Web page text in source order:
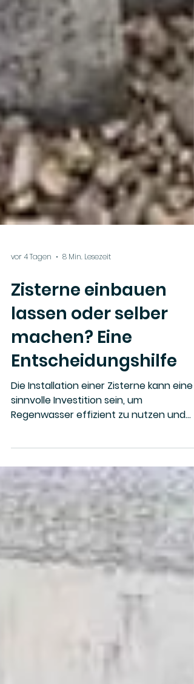
vor 4 Tagen 8 Min. Lesezeit
Zisterne einbauen
lassen oder selber
machen? Eine
Entscheidungshilfe
langfristig Wasser- sowie
Abwasserkosten zu sparen. Doch stellt
sich vielen Hausbesitzern die Frage: Soll
ich die Zisterne selbst einbauen oder
einen Fachbetrieb beauftragen?